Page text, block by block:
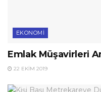
EKONOMI
Emlak Müşavirleri
22 EKIM 2019